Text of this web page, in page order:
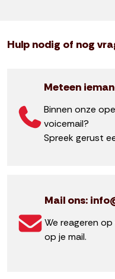
Hulp nodig of nog
Meteen
Binnen onze
voicemail?
Spreek gerust
Mail ons:
We reageren
op je mail.